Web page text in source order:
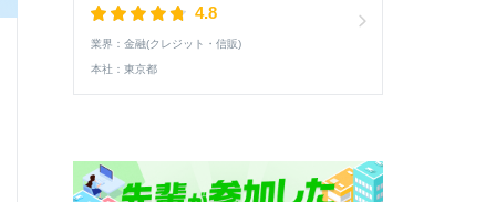
4.8
業界： 金融(クレジット・信販)
本社： 東京都